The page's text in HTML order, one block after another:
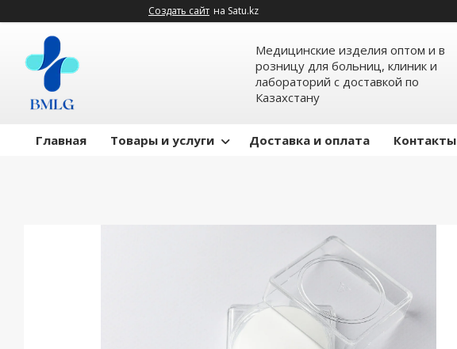
Создать сайт на Satu.kz
Медицинские изделия оптом и в
розницу для больниц, клиник и
лабораторий с доставкой по
Казахстану
Главная Товары и услуги Доставка и оплата Контакты